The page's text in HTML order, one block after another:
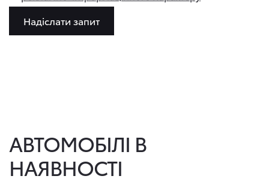
Надіслати запит
АВТОМОБІЛІ В
НАЯВНОСТІ